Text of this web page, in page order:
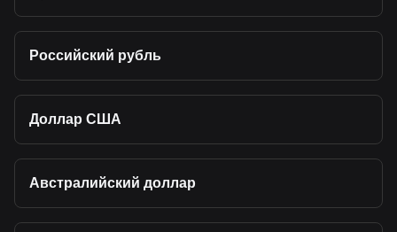
Российский рубль
Доллар США
Австралийский доллар